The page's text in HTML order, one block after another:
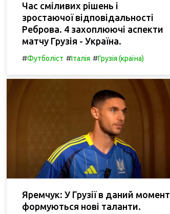
Час сміливих рішень і
зростаючої відповідальності
Реброва. 4 захоплюючі аспекти
матчу Грузія - Україна.
#Футболіст #Італія #Грузія (країна)
Яремчук: У Грузії в даний момент
формуються нові таланти.